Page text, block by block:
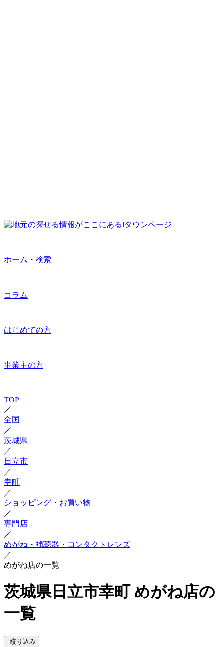
ホーム・検索
コラム
はじめての方
事業主の方
TOP
／
全国
／
茨城県
／
日立市
／
幸町
／
ショッピング・お買い物
／
専門店
／
めがね・補聴器・コンタクトレンズ
／
めがね店の一覧
茨城県日立市幸町 めがね店の
一覧
絞り込み